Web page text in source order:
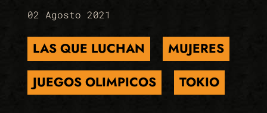
02 Agosto 2021
LAS QUE LUCHAN
MUJERES
JUEGOS OLIMPICOS
TOKIO